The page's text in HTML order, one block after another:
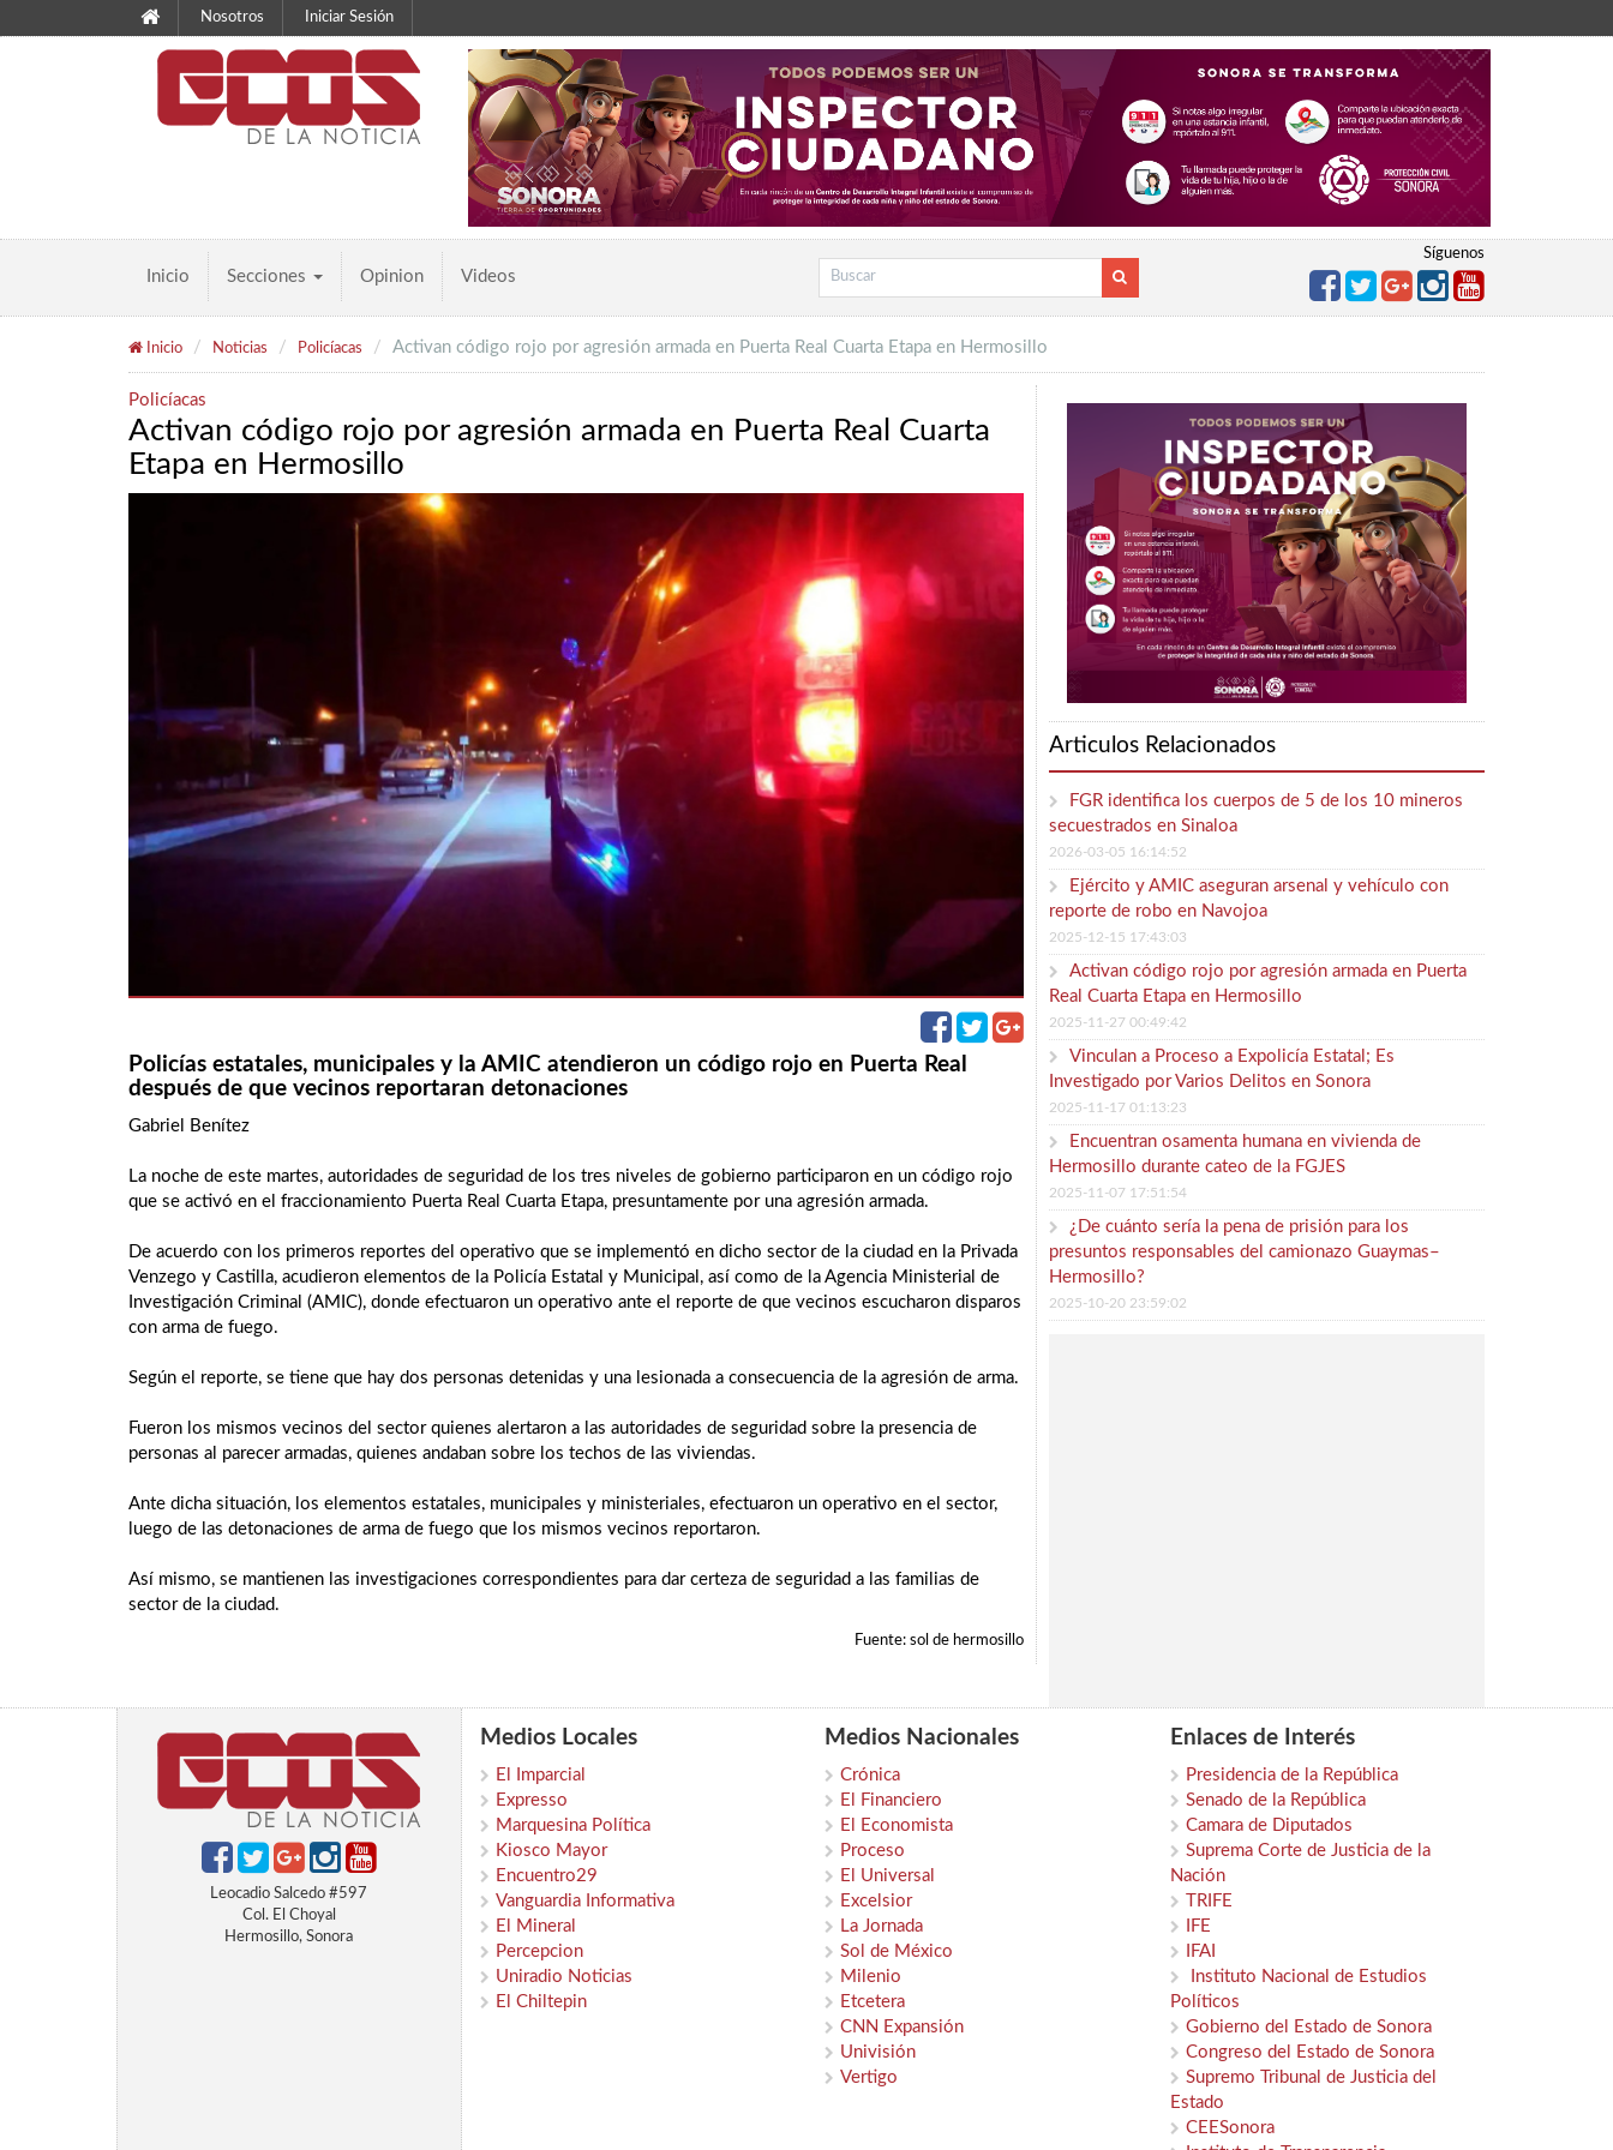
Nosotros Iniciar Sesión
Inicio Secciones Opinion Videos
Síguenos
Inicio Noticias Policíacas Activan código rojo por agresión armada en Puerta Real Cuarta Etapa en Hermosillo
Policíacas
Activan código rojo por agresión armada en Puerta Real Cuarta
Etapa en Hermosillo
Policías estatales, municipales y la AMIC atendieron un código rojo en Puerta Real
después de que vecinos reportaran detonaciones
Gabriel Benítez
La noche de este martes, autoridades de seguridad de los tres niveles de gobierno participaron en un código rojo
que se activó en el fraccionamiento Puerta Real Cuarta Etapa, presuntamente por una agresión armada.
De acuerdo con los primeros reportes del operativo que se implementó en dicho sector de la ciudad en la Privada
Venzego y Castilla, acudieron elementos de la Policía Estatal y Municipal, así como de la Agencia Ministerial de
Investigación Criminal (AMIC), donde efectuaron un operativo ante el reporte de que vecinos escucharon disparos
con arma de fuego.
Según el reporte, se tiene que hay dos personas detenidas y una lesionada a consecuencia de la agresión de arma.
Fueron los mismos vecinos del sector quienes alertaron a las autoridades de seguridad sobre la presencia de
personas al parecer armadas, quienes andaban sobre los techos de las viviendas.
Ante dicha situación, los elementos estatales, municipales y ministeriales, efectuaron un operativo en el sector,
luego de las detonaciones de arma de fuego que los mismos vecinos reportaron.
Así mismo, se mantienen las investigaciones correspondientes para dar certeza de seguridad a las familias de
sector de la ciudad.
Fuente: sol de hermosillo
Articulos Relacionados
FGR identifica los cuerpos de 5 de los 10 mineros
secuestrados en Sinaloa
2026-03-05 16:14:52
Ejército y AMIC aseguran arsenal y vehículo con
reporte de robo en Navojoa
2025-12-15 17:43:03
Activan código rojo por agresión armada en Puerta
Real Cuarta Etapa en Hermosillo
2025-11-27 00:49:42
Vinculan a Proceso a Expolicía Estatal; Es
Investigado por Varios Delitos en Sonora
2025-11-17 01:13:23
Encuentran osamenta humana en vivienda de
Hermosillo durante cateo de la FGJES
2025-11-07 17:51:54
¿De cuánto sería la pena de prisión para los
presuntos responsables del camionazo Guaymas–
Hermosillo?
2025-10-20 23:59:02
Leocadio Salcedo #597
Col. El Choyal
Hermosillo, Sonora
Medios Locales
El Imparcial
Expresso
Marquesina Política
Kiosco Mayor
Encuentro29
Vanguardia Informativa
El Mineral
Percepcion
Uniradio Noticias
El Chiltepin
Medios Nacionales
Crónica
El Financiero
El Economista
Proceso
El Universal
Excelsior
La Jornada
Sol de México
Milenio
Etcetera
CNN Expansión
Univisión
Vertigo
Enlaces de Interés
Presidencia de la República
Senado de la República
Camara de Diputados
Suprema Corte de Justicia de la
Nación
TRIFE
IFE
IFAI
Instituto Nacional de Estudios
Políticos
Gobierno del Estado de Sonora
Congreso del Estado de Sonora
Supremo Tribunal de Justicia del
Estado
CEESonora